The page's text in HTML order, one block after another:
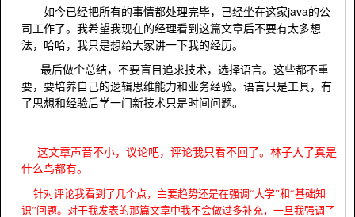
如今已经把所有的事情都处理完毕，已经坐在这家java的公
司工作了。我希望我现在的经理看到这篇文章后不要有太多想
法，哈哈，我只是想给大家讲一下我的经历。
最后做个总结，不要盲目追求技术，选择语言。这些都不重
要，要培养自己的逻辑思维能力和业务经验。语言只是工具，有
了思想和经验后学一门新技术只是时间问题。
这文章声音不小，议论吧，评论我只看不回了。林子大了真是
什么鸟都有。
针对评论我看到了几个点，主要趋势还是在强调“大学”和“基础知
识”问题。对于我发表的那篇文章中我不会做过多补充，一旦我强调了